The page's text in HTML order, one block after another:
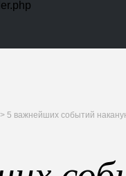
> 5 важнейших событий